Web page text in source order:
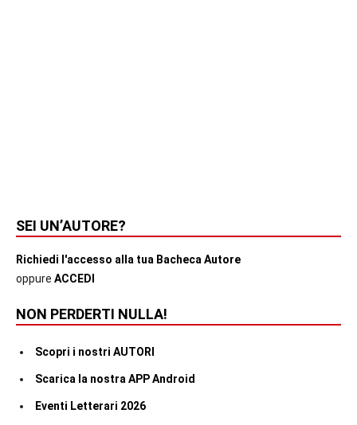
SEI UN’AUTORE?
Richiedi l'accesso alla tua Bacheca Autore
oppure ACCEDI
NON PERDERTI NULLA!
Scopri i nostri AUTORI
Scarica la nostra APP Android
Eventi Letterari 2026